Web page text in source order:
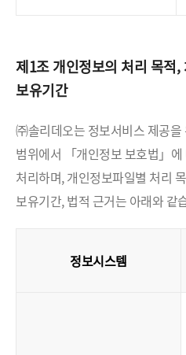
제1조 개인정보의 처리 목적,
보유기간
㈜솔리데오는 정보서비스 제공을
범위에서 「개인정보 보호법」에
처리하며, 개인정보파일별 처리
보유기간, 법적 근거는 아래와 같
정보시스템